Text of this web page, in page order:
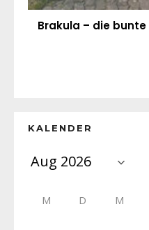
Brakula – die
KALENDER
M D M